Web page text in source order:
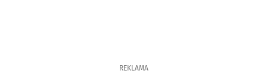
REKLAMA